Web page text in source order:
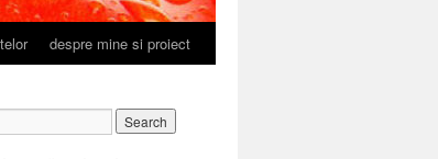
despre mine si proiect